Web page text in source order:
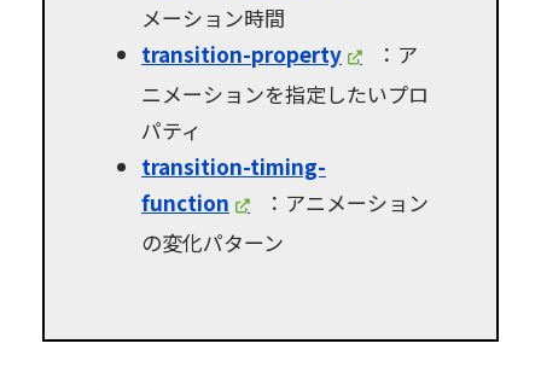
メーション時間
transition-property
：ア
ニメーションを指定したいプロ
パティ
transition-timing-
function
：アニメーション
の変化パターン